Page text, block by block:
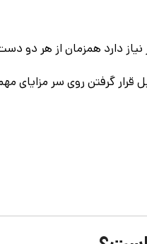
نیاز دارد همزمان از هر
گرفتن روی سر مزایای